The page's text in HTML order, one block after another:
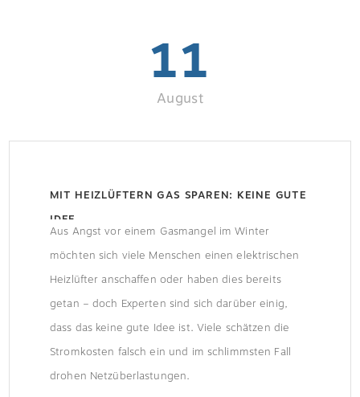
11
August
MIT HEIZLÜFTERN GAS SPAREN: KEINE GUTE
IDEE
Aus Angst vor einem Gasmangel im Winter
möchten sich viele Menschen einen elektrischen
Heizlüfter anschaffen oder haben dies bereits
getan – doch Experten sind sich darüber einig,
dass das keine gute Idee ist. Viele schätzen die
Stromkosten falsch ein und im schlimmsten Fall
drohen Netzüberlastungen.